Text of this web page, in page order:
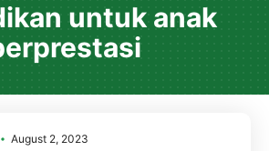
untuk anak
August 2, 2023